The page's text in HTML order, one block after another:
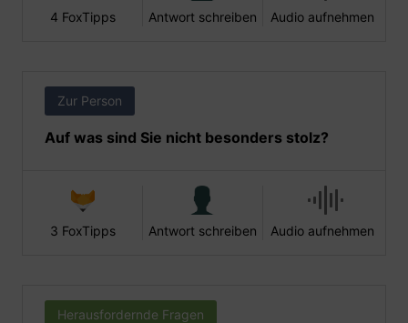
4 FoxTipps Antwort schreiben Audio aufnehmen
Zur Person
Auf was sind Sie nicht besonders stolz?
3 FoxTipps Antwort schreiben Audio aufnehmen
Herausfordernde Fragen